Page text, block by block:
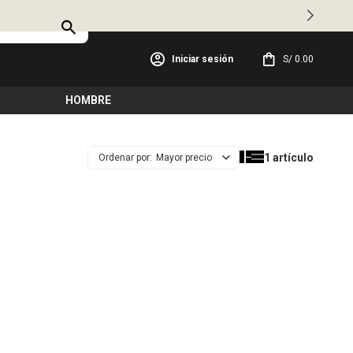
HOMBRE
S/ 0.00
Mayor precio 1 artículo